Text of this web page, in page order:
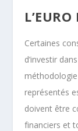
Certaines
d’investir
représentés
doivent être
financiers et